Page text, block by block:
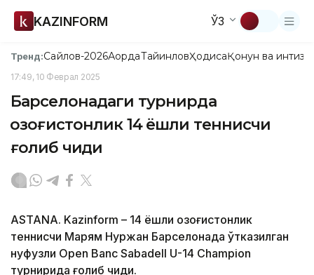
KAZINFORM ЎЗ
Тренд:Сайлов-2026АқордаТайинловҲодисаҚонун ва
17:49, 10 Феврал 2025
Барселонадаги турнирда
қозоғистонлик 14 ёшли теннисчи
ғолиб чиқди
ASTANA. Kazinform – 14 ёшли қозоғистонлик
теннисчи Марям Нуржан Барселонада ўтказилган
нуфузли Open Banc Sabadell U-14 Champion
турнирида ғолиб чиқди.